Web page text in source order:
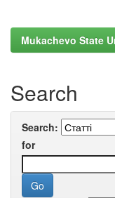
Mukachevo State
Search
Search:
for